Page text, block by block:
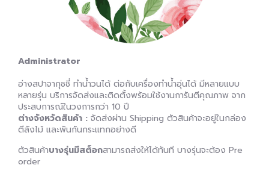
Administrator
อ่างสปาจากุชชี่ ทำน้ำวนได้ ต่อกับเครื่องทำน้ำอุ่นได้ มีหลายแบบ
หลายรุ่น บริการจัดส่งและติดตั้งพร้อมใช้งานการันตีคุณภาพ จาก
ประสบการณ์ในวงการกว่า 10 ปี
ต่างจังหวัดสินค้า : จัดส่งผ่าน Shipping ตัวสินค้าจะอยู่ในกล่อง
ตีลังไม้ และพันกันกระแทกอย่างดี
ตัวสินค้าบางรุ่นมีสต็อกสามารถส่งให้ได้ทันที บางรุ่นจะต้อง Pre
order